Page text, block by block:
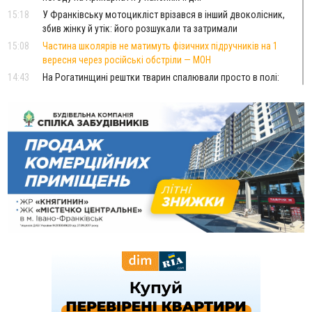
15:18
У Франківську мотоцикліст врізався в інший двоколісник,
збив жінку й утік: його розшукали та затримали
15:08
Частина школярів не матимуть фізичних підручників на 1
вересня через російські обстріли — МОН
14:43
На Рогатинщині рештки тварин спалювали просто в полі:
13:25
Пірс, ігровий майданчик і зона для пікніків: оголосили
тендер на 7 мільйонів на благоустрій Німецького озера
12:14
У Калуші на озері в міському парку масово загинули
качки та риба
11:18
Майстра лісу з Верховинщини оштрафували на 600 тисяч за
переправлення чоловіків до Румунії
10:49
На Прикарпатті через негоду сталися аварійні вимкнення
світла
За змову на тендері для Долинської лікарні двох
Яремчанський суд виніс вирок чоловіку, який у Буковелі
вкрав із супермаркету пляшку віскі за 8,5 тисяч
В урочищі біля Галича археологи відкопали давньоруську